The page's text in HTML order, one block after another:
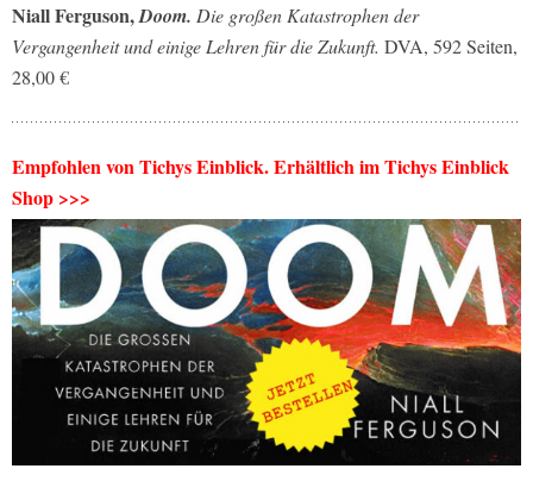
Niall Ferguson,Doom. Die großen Katastrophen der
Vergangenheit und einige Lehren für die Zukunft. DVA, 592 Seiten,
28,00 €
Empfohlen von Tichys Einblick. Erhältlich im Tichys Einblick
Shop >>>